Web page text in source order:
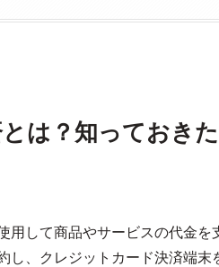
は？知っておき
用して商品やサービスの代金を
、クレジットカード決済端